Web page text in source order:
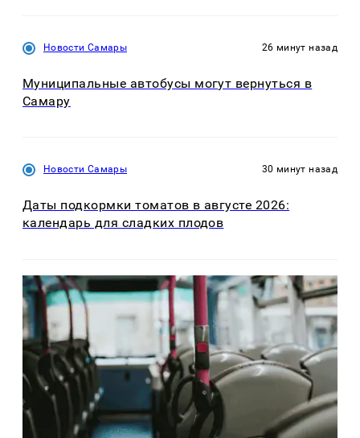
Новости Самары 26 минут назад
Муниципальные автобусы могут вернуться в
Самару
Новости Самары 30 минут назад
Даты подкормки томатов в августе 2026:
календарь для сладких плодов